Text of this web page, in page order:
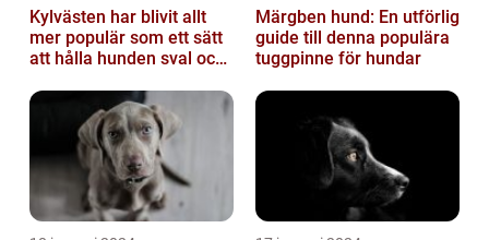
Kylvästen har blivit allt
mer populär som ett sätt
att hålla hunden sval och
väde...
Märgben hund: En utförlig
guide till denna populära
tuggpinne för hundar